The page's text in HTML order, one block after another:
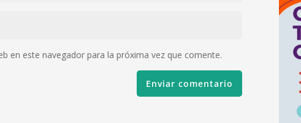
en este navegador para la próxima vez que comente.